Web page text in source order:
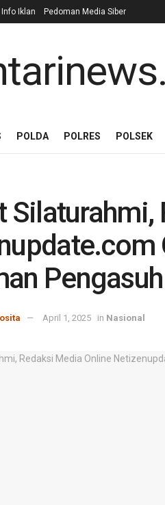
Info Iklan Pedoman Media Siber
POLDA POLRES POLSEK
April 1, 2025 in Nasional